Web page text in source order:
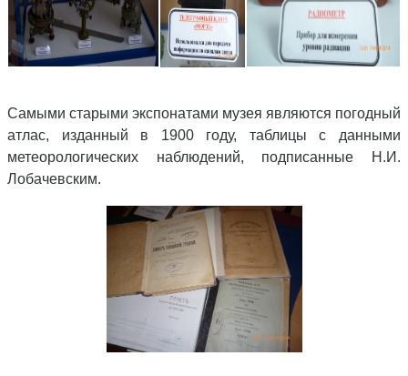
Самыми старыми экспонатами музея являются погодный
атлас, изданный в 1900 году, таблицы с данными
метеорологических наблюдений, подписанные Н.И.
Лобачевским.